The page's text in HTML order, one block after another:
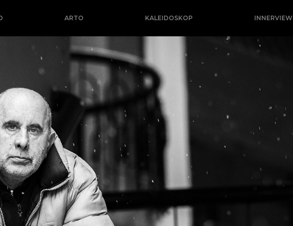
ARTO KALEIDOSKOP INNERVIEW